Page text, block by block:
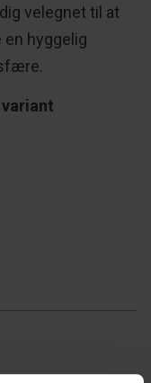
velegnet til at
en hyggelig